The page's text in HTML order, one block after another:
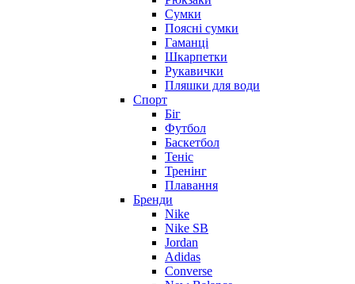
Сумки
Поясні сумки
Гаманці
Шкарпетки
Рукавички
Пляшки для води
Спорт
Біг
Футбол
Баскетбол
Теніс
Тренінг
Плавання
Бренди
Nike
Nike SB
Jordan
Adidas
Converse